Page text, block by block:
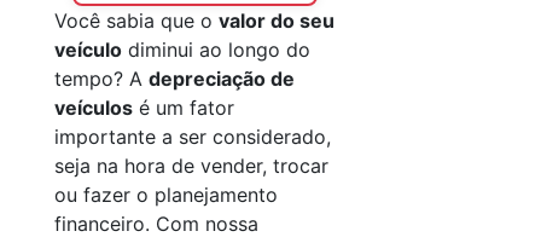
Você sabia que o valor do seu
veículo diminui ao longo do
tempo? A depreciação de
veículos é um fator
importante a ser considerado,
seja na hora de vender, trocar
ou fazer o planejamento
financeiro. Com nossa